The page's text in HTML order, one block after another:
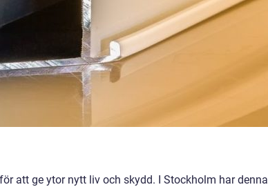
att ge ytor nytt liv och skydd. I Stockholm har denna